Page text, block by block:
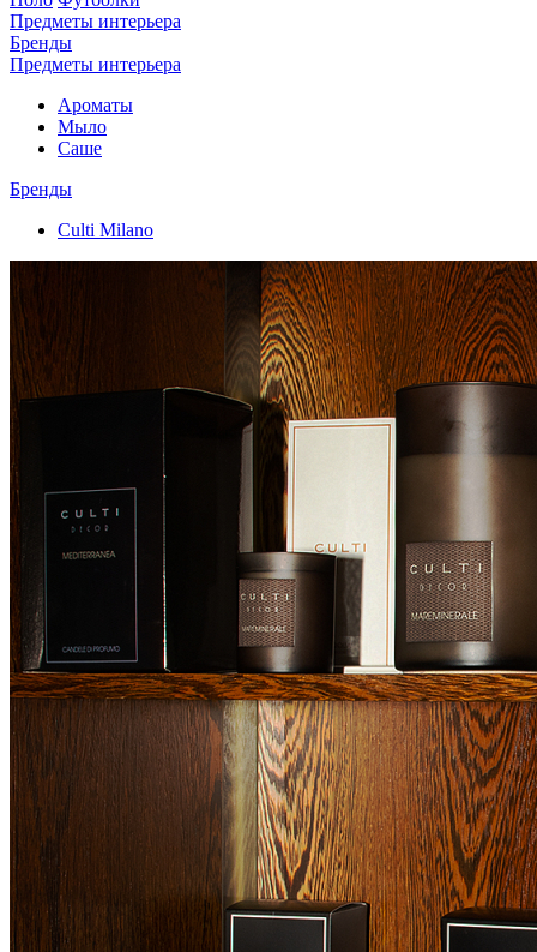
Предметы интерьера
Бренды
Предметы интерьера
Ароматы
Мыло
Саше
Бренды
Culti Milano